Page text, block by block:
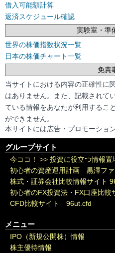
借入可能額計算
返済スケジュール確認
実験室・準
世界の株価指数状況一覧
日本の株価チャート一覧
免責
当サイトにおける内容の正確性に
はありません。また、記載されて
ている情報をあなたが利用するこ
ができません。
本サイトには広告・プロモーショ
グループサイト
今ココ！ >> 投資に役立つ情報置
初心者の資産運用計画 黒澤ファ
株式・証券会社比較情報サイト
初心者のFX投資法・FX口座比較
CFD比較サイト 96ut.cfd
メニュー
IPO（新規公開株）情報
株主優待情報